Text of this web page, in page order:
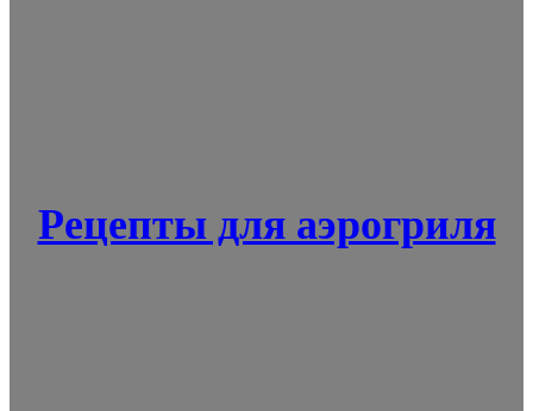
Рецепты для аэрогриля